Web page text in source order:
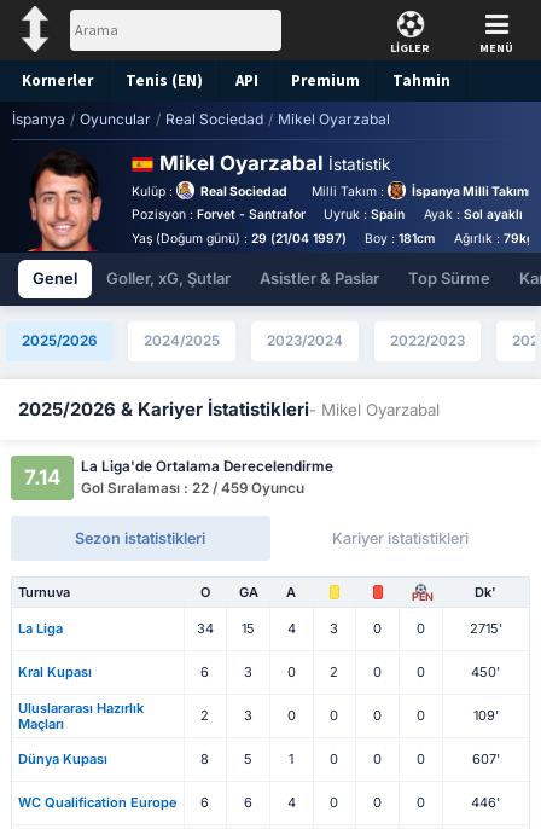
LİGLER MENÜ
Kornerler Tenis (EN) API Premium Tahmin
İspanya / Oyuncular / Real Sociedad / Mikel Oyarzabal
Mikel Oyarzabal İstatistik
Kulüp : Real Sociedad Milli Takım :
İspanya Milli Takımı
Pozisyon : Forvet - Santrafor Uyruk :Spain Ayak : Sol ayaklı
Yaş (Doğum günü) : 29 (21/04 1997) Boy :181cm Ağırlık : 79kg
Genel Goller, xG, Şutlar Asistler & Paslar Top Sürme
2025/2026 2024/2025 2023/2024 2022/2023
2025/2026 & Kariyer İstatistikleri- Mikel Oyarzabal
7.14
La Liga'de Ortalama Derecelendirme
Gol Sıralaması : 22 / 459 Oyuncu
Sezon istatistikleri Kariyer istatistikleri
Turnuva O GA A PEN Dk'
La Liga 34 15 4 3 0 0 2715'
Kral Kupası 6 3 0 2 0 0 450'
Uluslararası Hazırlık
Maçları
2 3 0 0 0 0 109'
Dünya Kupası 8 5 1 0 0 0 607'
WC Qualification Europe 6 6 4 0 0 0 446'